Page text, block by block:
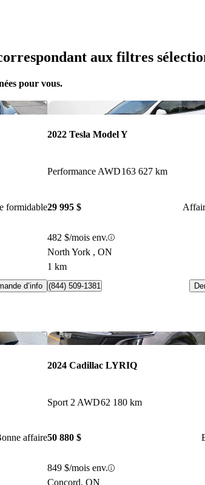
aux filtres
pour vous.
Enregistrer cette annonce
formidable
d’info
2022 Tesla Model Y
Performance AWD163 627 km
29 995 $
482 $/mois env.
North York , ON
1 km
(844) 509-1381
Enregistrer cette annonce
affaire
2024 Cadillac LYRIQ
Sport 2 AWD62 180 km
50 880 $
849 $/mois env.
Concord, ON